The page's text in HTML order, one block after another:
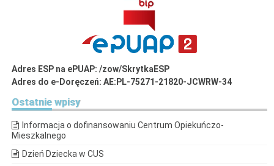
Adres ESP na ePUAP: /zow/SkrytkaESP
Adres do e-Doręczeń: AE:PL-75271-21820-JCWRW-34
Ostatnie wpisy
Informacja o dofinansowaniu Centrum Opiekuńczo-
Mieszkalnego
Dzień Dziecka w CUS